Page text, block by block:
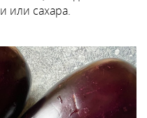
или сахара.